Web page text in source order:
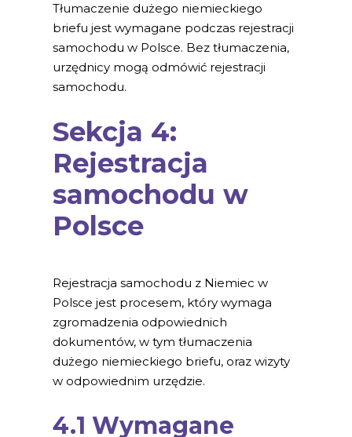
Tłumaczenie dużego niemieckiego
briefu jest wymagane podczas rejestracji
samochodu w Polsce. Bez tłumaczenia,
urzędnicy mogą odmówić rejestracji
samochodu.
Sekcja 4:
Rejestracja
samochodu w
Polsce
Rejestracja samochodu z Niemiec w
Polsce jest procesem, który wymaga
zgromadzenia odpowiednich
dokumentów, w tym tłumaczenia
dużego niemieckiego briefu, oraz wizyty
w odpowiednim urzędzie.
4.1 Wymagane